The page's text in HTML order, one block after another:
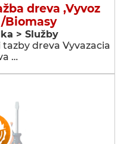
dreva ,Vyvoz
Biomasy
> Služby
dreva Vyvazacia
…